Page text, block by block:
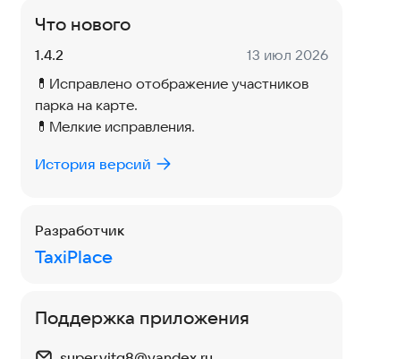
Что нового
Версия:
1.4.2 Дата:
13 июл 2026
💊Исправлено отображение участников
парка на карте.
💊Мелкие исправления.
История версий
Разработчик
TaxiPlace
Поддержка приложения